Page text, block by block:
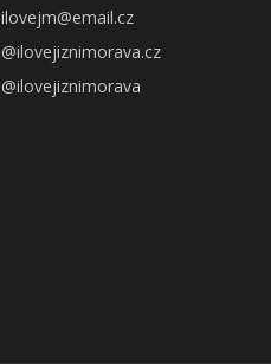
ilovejm@email.cz
@ilovejiznimorava.cz
@ilovejiznimorava